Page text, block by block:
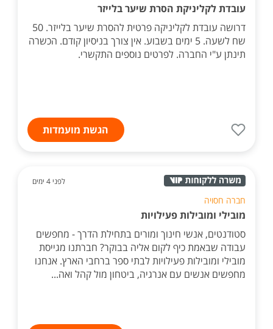
עובדת לקליניקת הסרת שיער בלייזר
דרושה עובדת לקליניקה פרטית להסרת שיער בלייזר. 50
שח לשעה. 5 ימים בשבוע. אין צורך בניסיון קודם. הכשרה
תינתן ע"י החברה. לפרטים נוספים התקשרי.
הגשת מועמדות
לפני 4 ימים
חברה חסויה
מובילי ומובילות פעילויות
סטודנטים, אנשי חינוך ומורים בתחילת הדרך - מחפשים
עבודה שבאמת כיף לקום אליה בבוקר? חברתנו מגייסת
מובילי ומובילות פעילויות לבתי ספר ברחבי הארץ. אנחנו
מחפשים אנשים עם אנרגיה, ביטחון מול קהל ואה...